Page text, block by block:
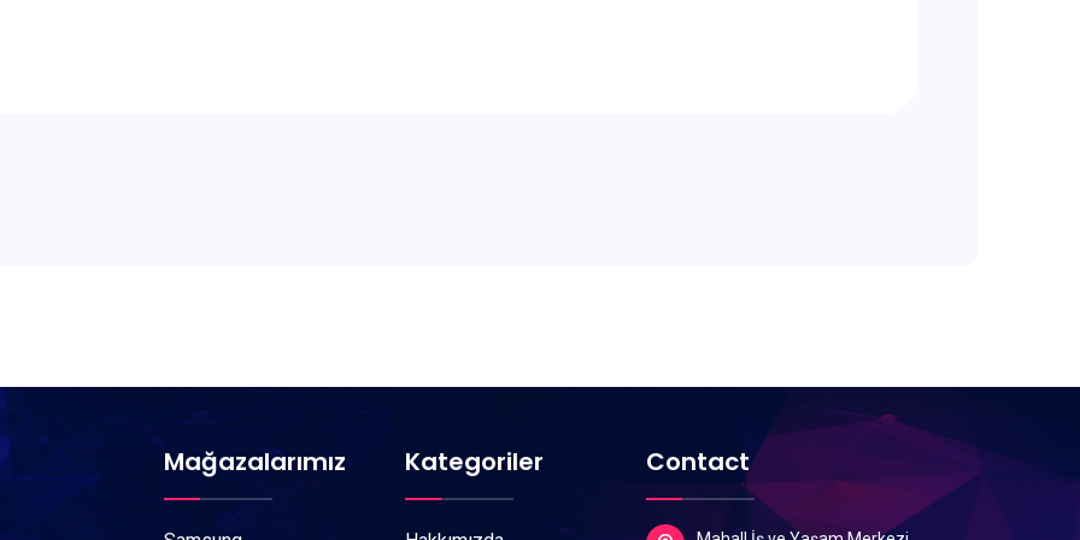
Mağazalarımız Kategoriler Contact